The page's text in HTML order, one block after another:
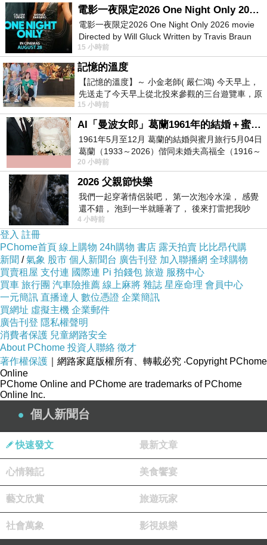
商品網址 :
http://www.momoshop.com.tw/goods/GoodsDet
ail.jsp?
i_code=2782030&memid=6000003945&cid=a
puad&oid=1&osm=league
商品訊息功能:
品號：2782030
依空間DIY、隨意延伸組合
層板可隨意調整高低
居家、辦公都適用
穩固耐用，每層最高可達100k
商品訊息描述
．層板可隨意調整高低
電影一夜限定2026 One Night Only 2026 movie
電影一夜限定2026 One Night Only 2026 movie
Directed by Will Gluck Written by Travis Braun
Starring Monica Barbaro
15 小時前
記憶的溫度
【記憶的溫度】～ 小金老師( 嚴仁鴻) 今天早上，
先送走了今天早上從北投來參觀的三台遊覽車，原
以為展場已經差不多要安靜下來，卻發
15 小時前
AI「曼波女郎」葛蘭1961年的結婚＋蜜月旅行 #戀上老電影 #葛蘭 #粟子
1961年5月至12月 葛蘭的結婚與蜜月旅行5月04日
葛蘭（1933～2026）偕同未婚夫高福全（1916～
2004）乘郵輪赴倫敦6月15日於英國倫敦St.S
20 小時前
2026 父親節快樂
我們一起穿著情侶裝吧， 第一次泡冷水澡， 感覺
還不錯， 泡到一半就睡著了， 後來打雷把我吵
醒， 手
4 小時前
登入 註冊
PChome首頁 線上購物 24h購物 書店 露天拍賣 比比昂代購
新聞 /氣象 股市 個人新聞台 廣告刊登 加入聯播網 全球購物
買賣租屋 支付連 國際連 Pi 拍錢包 旅遊 服務中心
買車 旅行團 汽車險推薦 線上麻將 雜誌 星座命理 會員中心
一元簡訊 直播達人 數位憑證 企業簡訊
買網址 虛擬主機 企業郵件
廣告刊登 隱私權聲明
消費者保護 兒童網路安全
About PChome 投資人聯絡 徵才
著作權保護 ｜網路家庭版權所有、轉載必究 ‧Copyright PChome
Online
PChome Online and PChome are trademarks of PChome
Online Inc.
個人新聞台
快速發文 最新文章
心情雜記 美食饗宴
藝文欣賞 旅遊玩家
社會萬象 影視娛樂